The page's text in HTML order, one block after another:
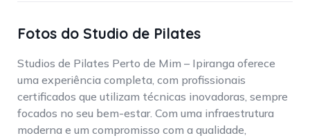
Fotos do Studio de Pilates
Studios de Pilates Perto de Mim – Ipiranga oferece
uma experiência completa, com profissionais
certificados que utilizam técnicas inovadoras, sempre
focados no seu bem-estar. Com uma infraestrutura
moderna e um compromisso com a qualidade,